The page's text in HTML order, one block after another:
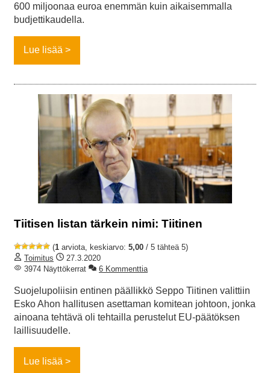
600 miljoonaa euroa enemmän kuin aikaisemmalla
budjettikaudella.
Lue lisää
Tiitisen listan tärkein nimi: Tiitinen
(1 arviota, keskiarvo: 5,00 / 5 tähteä 5)
Toimitus
27.3.2020
3974 Näyttökerrat
6 Kommenttia
Suojelupoliisin entinen päällikkö Seppo Tiitinen valittiin
Esko Ahon hallitusen asettaman komitean johtoon, jonka
ainoana tehtävä oli tehtailla perustelut EU-päätöksen
laillisuudelle.
Lue lisää